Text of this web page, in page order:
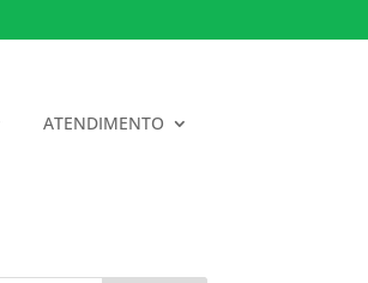
ATENDIMENTO